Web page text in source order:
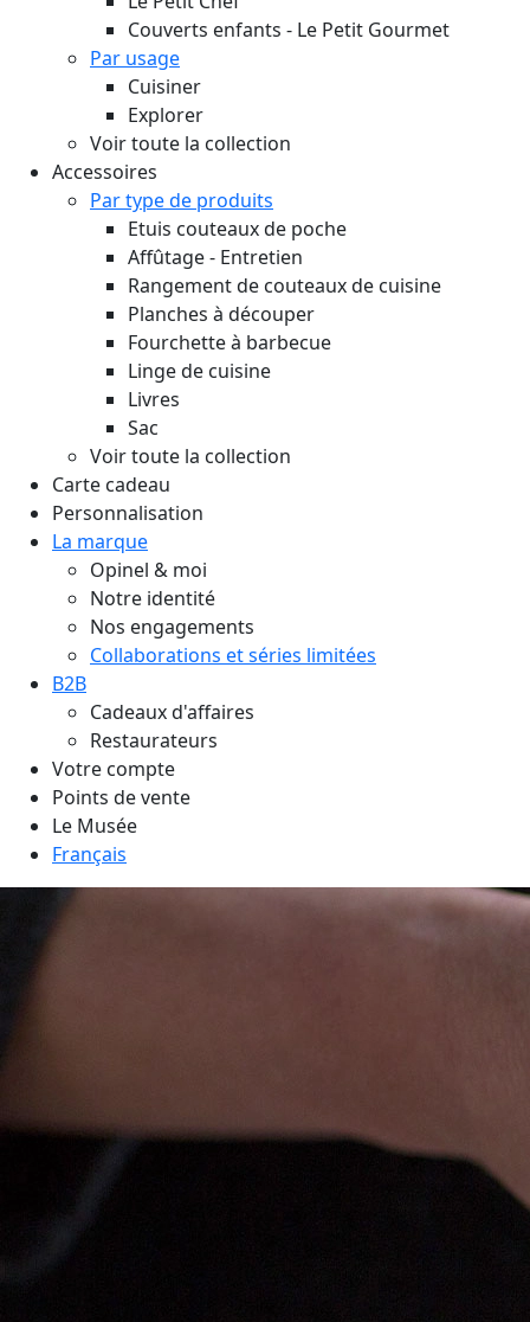
Couverts enfants - Le Petit Gourmet
Par usage
Cuisiner
Explorer
Voir toute la collection
Accessoires
Par type de produits
Etuis couteaux de poche
Affûtage - Entretien
Rangement de couteaux de cuisine
Planches à découper
Fourchette à barbecue
Linge de cuisine
Livres
Sac
Voir toute la collection
Carte cadeau
Personnalisation
La marque
Opinel & moi
Notre identité
Nos engagements
Collaborations et séries limitées
B2B
Cadeaux d'affaires
Restaurateurs
Votre compte
Points de vente
Le Musée
Français